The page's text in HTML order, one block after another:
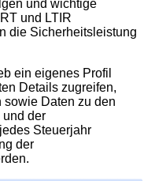
und wichtige
und LTIR
die Sicherheitsleistung
ein eigenes Profil
Details zugreifen,
Daten zu den
und der
Steuerjahr
der